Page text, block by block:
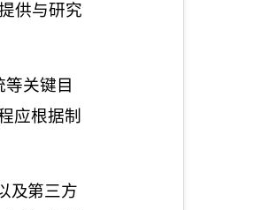
供与研究
关键目
应根据制
及第三方